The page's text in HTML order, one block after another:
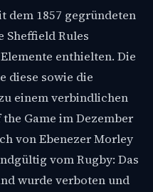
dem 1857 gegründeten
Sheffield Rules
enthielten. Die
diese sowie die
einem verbindlichen
Game im Dezember
von Ebenezer Morley
vom Rugby: Das
wurde verboten und